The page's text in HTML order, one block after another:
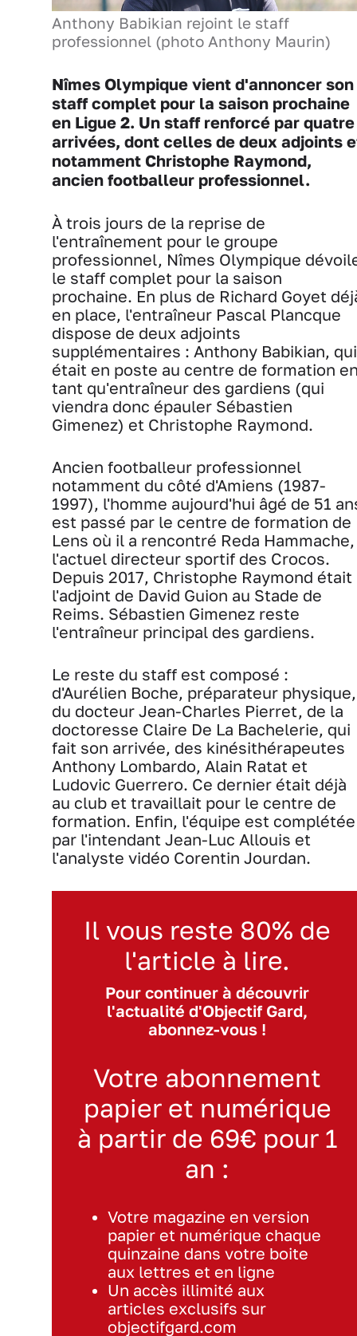
Anthony Babikian rejoint le staff
professionnel (photo Anthony Maurin)
Nîmes Olympique vient d'annoncer son
staff complet pour la saison prochaine
en Ligue 2. Un staff renforcé par quatre
arrivées, dont celles de deux adjoints
notamment Christophe Raymond,
ancien footballeur professionnel.
À trois jours de la reprise de
l'entraînement pour le groupe
professionnel, Nîmes Olympique
le staff complet pour la saison
prochaine. En plus de Richard Goyet
en place, l'entraîneur Pascal Plancque
dispose de deux adjoints
supplémentaires : Anthony Babikian, qui
était en poste au centre de formation
tant qu'entraîneur des gardiens (qui
viendra donc épauler Sébastien
Gimenez) et Christophe Raymond.
Ancien footballeur professionnel
notamment du côté d'Amiens (1987-
1997), l'homme aujourd'hui âgé de 51
est passé par le centre de formation de
Lens où il a rencontré Reda Hammache,
l'actuel directeur sportif des Crocos.
Depuis 2017, Christophe Raymond était
l'adjoint de David Guion au Stade de
Reims. Sébastien Gimenez reste
l'entraîneur principal des gardiens.
Le reste du staff est composé :
d'Aurélien Boche, préparateur physique,
du docteur Jean-Charles Pierret, de la
doctoresse Claire De La Bachelerie, qui
fait son arrivée, des kinésithérapeutes
Anthony Lombardo, Alain Ratat et
Ludovic Guerrero. Ce dernier était déjà
au club et travaillait pour le centre de
formation. Enfin, l'équipe est complétée
par l'intendant Jean-Luc Allouis et
l'analyste vidéo Corentin Jourdan.
Il vous reste 80% de
l'article à lire.
Pour continuer à découvrir
l'actualité d'Objectif Gard,
abonnez-vous !
Votre abonnement
papier et numérique
à partir de 69€ pour 1
an :
Votre magazine en version
papier et numérique chaque
quinzaine dans votre boite
aux lettres et en ligne
Un accès illimité aux
articles exclusifs sur
objectifgard.com